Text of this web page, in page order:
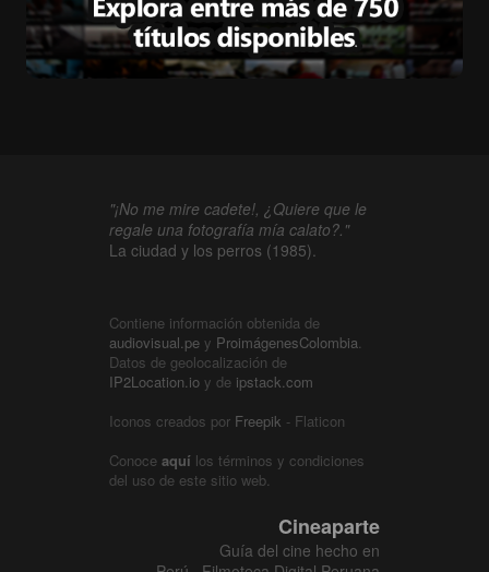
"¡No me mire cadete!, ¿Quiere que le
regale una fotografía mía calato?."
La ciudad y los perros (1985).
Contiene información obtenida de
audiovisual.pe y ProimágenesColombia.
Datos de geolocalización de
IP2Location.io y de ipstack.com
Iconos creados por Freepik - Flaticon
Conoce aquí los términos y condiciones
del uso de este sitio web.
Cineaparte
Guía del cine hecho en